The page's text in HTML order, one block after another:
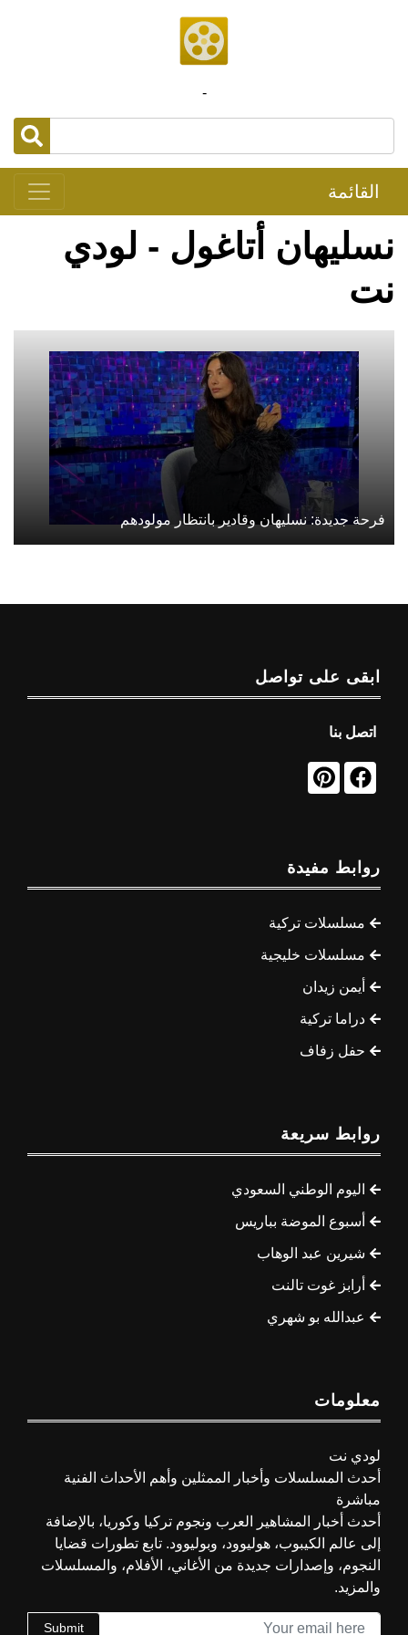
-
القائمة
نسليهان أتاغول - لودي
نت
فرحة جديدة: نسليهان وقادير بانتظار مولودهم
ابقى على تواصل
اتصل بنا
روابط مفيدة
مسلسلات تركية
مسلسلات خليجية
أيمن زيدان
دراما تركية
حفل زفاف
روابط سريعة
اليوم الوطني السعودي
أسبوع الموضة بباريس
شيرين عبد الوهاب
أرابز غوت تالنت
عبدالله بو شهري
معلومات
لودي نت
أحدث المسلسلات وأخبار الممثلين وأهم الأحداث الفنية
مباشرة
أحدث أخبار المشاهير العرب ونجوم تركيا وكوريا، بالإضافة
إلى عالم الكيبوب، هوليوود، وبوليوود. تابع تطورات قضايا
النجوم، وإصدارات جديدة من الأغاني، الأفلام، والمسلسلات
والمزيد.
Submit